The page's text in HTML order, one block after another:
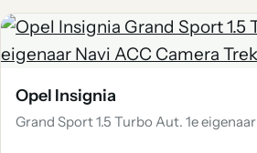
Opel Insignia
Grand Sport 1.5 Turbo Aut. 1e eigenaar